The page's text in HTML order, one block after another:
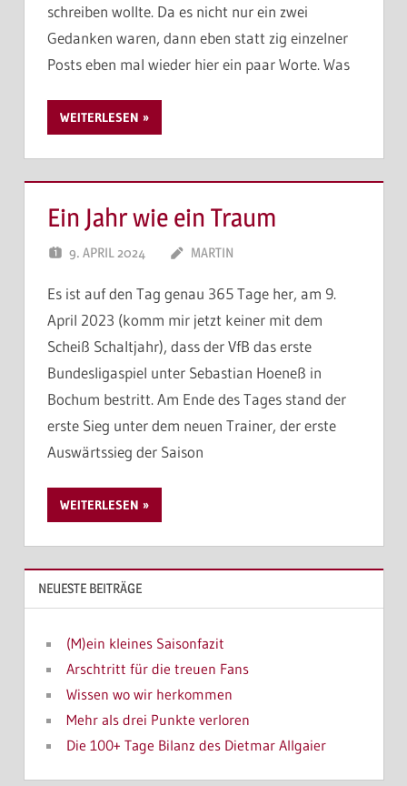
schreiben wollte. Da es nicht nur ein zwei
Gedanken waren, dann eben statt zig einzelner
Posts eben mal wieder hier ein paar Worte. Was
WEITERLESEN
Ein Jahr wie ein Traum
9. APRIL 2024 MARTIN
Es ist auf den Tag genau 365 Tage her, am 9.
April 2023 (komm mir jetzt keiner mit dem
Scheiß Schaltjahr), dass der VfB das erste
Bundesligaspiel unter Sebastian Hoeneß in
Bochum bestritt. Am Ende des Tages stand der
erste Sieg unter dem neuen Trainer, der erste
Auswärtssieg der Saison
WEITERLESEN
NEUESTE BEITRÄGE
(M)ein kleines Saisonfazit
Arschtritt für die treuen Fans
Wissen wo wir herkommen
Mehr als drei Punkte verloren
Die 100+ Tage Bilanz des Dietmar Allgaier